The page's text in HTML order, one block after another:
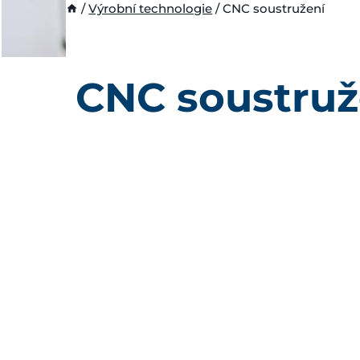
/ Výrobní technologie / CNC soustružení
CNC